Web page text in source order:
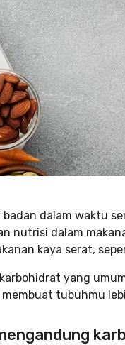
dalam waktu
nutrisi dalam
kaya serat,
yang
tubuhmu